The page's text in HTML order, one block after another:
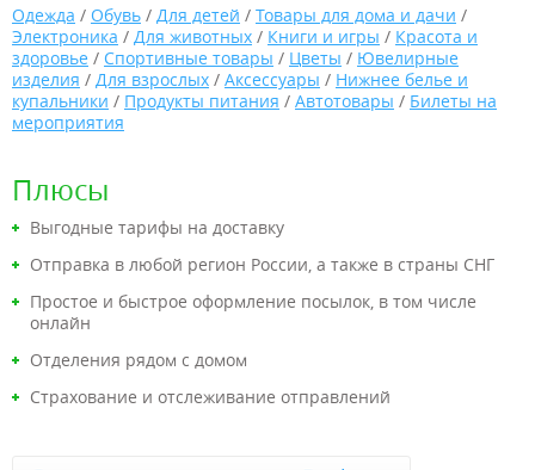
Одежда / Обувь / Для детей / Товары для дома и дачи /
Электроника / Для животных / Книги и игры / Красота и
здоровье / Спортивные товары / Цветы / Ювелирные
изделия / Для взрослых / Аксессуары / Нижнее белье и
купальники / Продукты питания / Автотовары / Билеты на
мероприятия
Плюсы
Выгодные тарифы на доставку
Отправка в любой регион России, а также в страны СНГ
Простое и быстрое оформление посылок, в том числе
онлайн
Отделения рядом с домом
Страхование и отслеживание отправлений